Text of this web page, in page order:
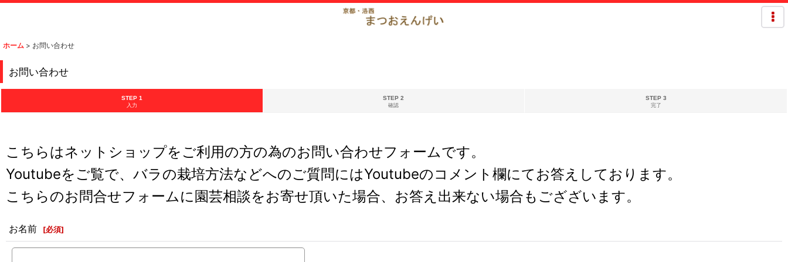
ホーム > お問い合わせ
お問い合わせ
STEP 1
入力
STEP 2
確認
STEP 3
完了
こちらはネットショップをご利用の方の為のお問い合わせフォームです。
Youtubeをご覧で、バラの栽培方法などへのご質問にはYoutubeのコメント欄にてお答えしております。
こちらのお問合せフォームに園芸相談をお寄せ頂いた場合、お答え出来ない場合もござざいます。
お名前 [必須]